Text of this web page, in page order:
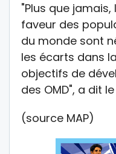
"Plus que
faveur des
du monde sont
les écarts dans
objectifs de
des OMD", a dit
(source MAP)